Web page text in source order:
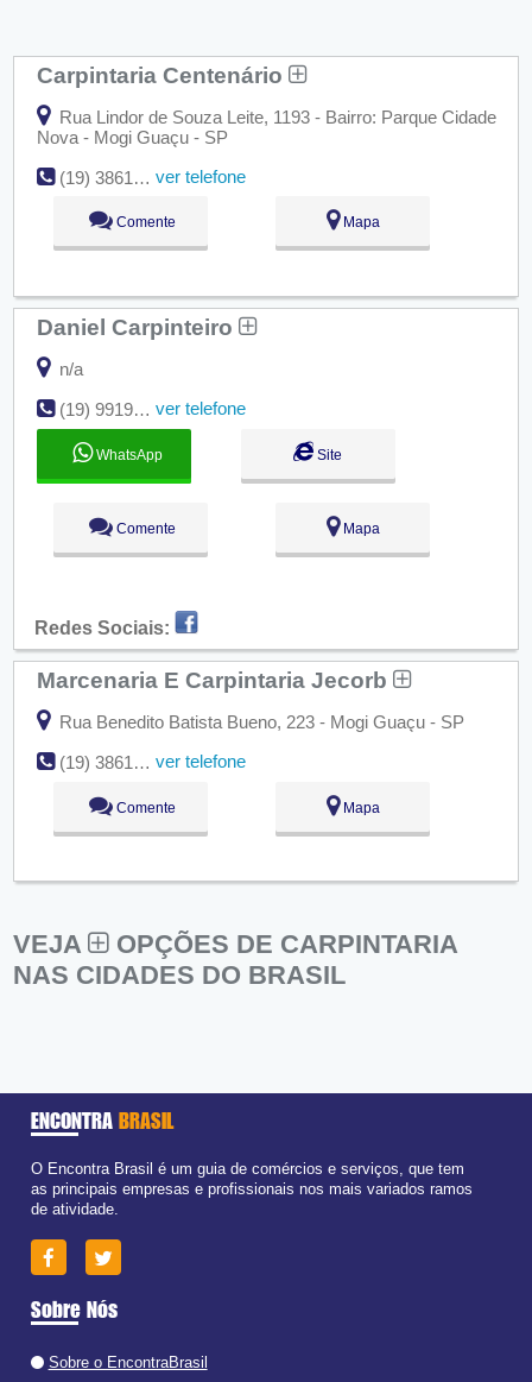
Carpintaria Centenário
Rua Lindor de Souza Leite, 1193 - Bairro: Parque Cidade
Nova - Mogi Guaçu - SP
(19) 3861-7766
ver telefone
Comente Mapa
Daniel Carpinteiro
n/a
(19) 99194-8083
ver telefone
WhatsApp Site
Comente Mapa
Redes Sociais:
Marcenaria E Carpintaria Jecorb
Rua Benedito Batista Bueno, 223 - Mogi Guaçu - SP
(19) 3861-4295
ver telefone
Comente Mapa
VEJA
OPÇÕES DE CARPINTARIA
NAS CIDADES DO BRASIL
ENCONTRA BRASIL
O Encontra Brasil é um guia de comércios e serviços, que tem
as principais empresas e profissionais nos mais variados ramos
de atividade.
Sobre Nós
Sobre o EncontraBrasil